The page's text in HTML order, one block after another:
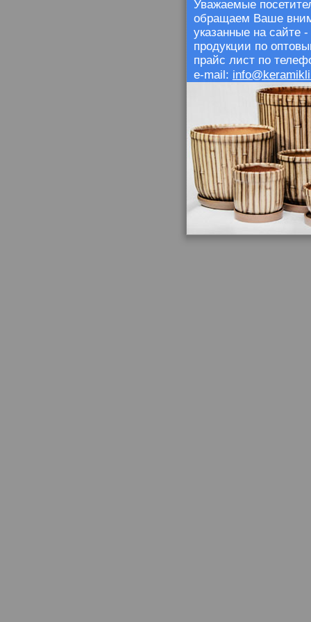
Уважаемые
обращаем Ваше
указанные на сайте
продукции по
прайс лист по
e-mail: